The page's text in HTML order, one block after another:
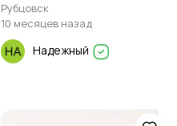
Рубцовск
10 месяцев назад
Надежный